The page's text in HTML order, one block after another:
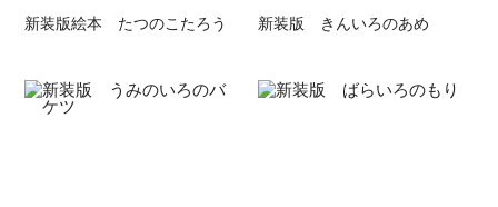
新装版絵本 たつのこたろう 新装版 きんいろのあめ